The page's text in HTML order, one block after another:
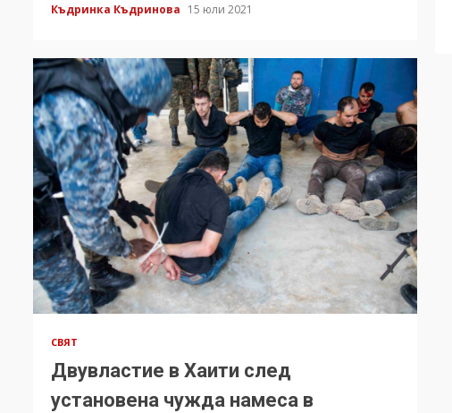
Къдринка Къдринова 15 юли 2021
СВЯТ
Двувластие в Хаити след
установена чужда намеса в